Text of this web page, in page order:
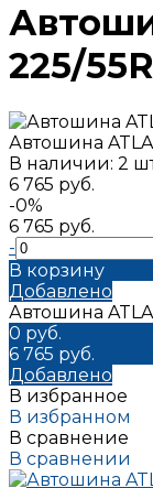
225/
Автошина
В наличии: 2
6 765 руб.
-0%
6 765 руб.
-
В корзину
Добавлено
Автошина
0 руб.
6 765 руб.
Добавлено
В избранное
В избранном
В сравнение
В сравнении